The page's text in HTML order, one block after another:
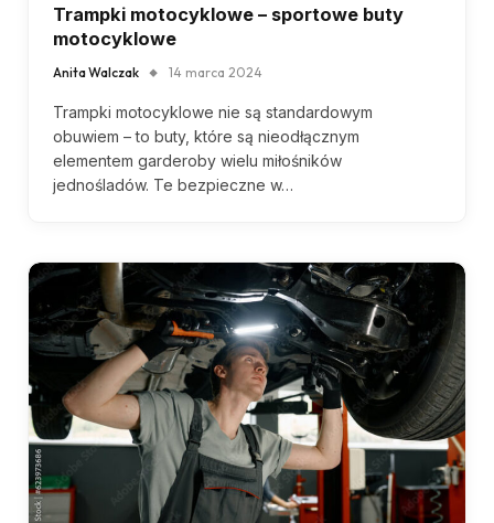
Trampki motocyklowe – sportowe buty
motocyklowe
Anita Walczak 14 marca 2024
Trampki motocyklowe nie są standardowym
obuwiem – to buty, które są nieodłącznym
elementem garderoby wielu miłośników
jednośladów. Te bezpieczne w…